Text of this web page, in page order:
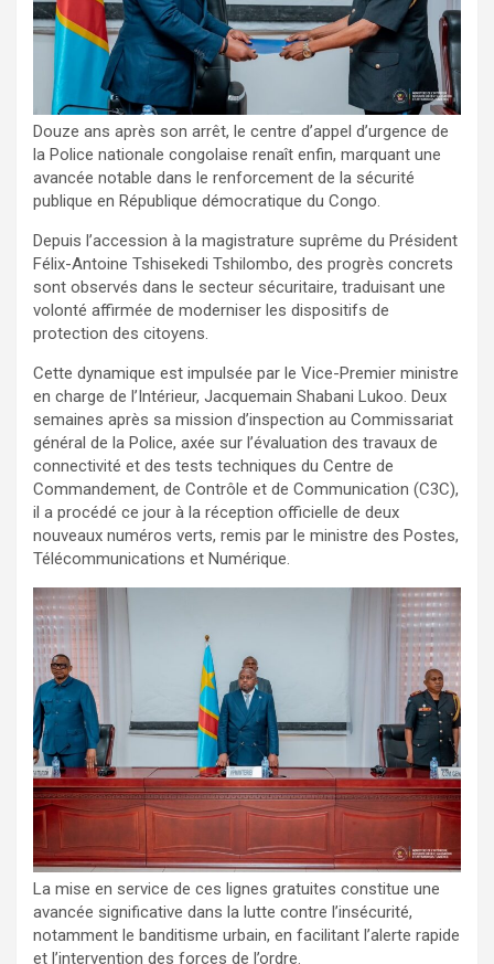
Douze ans après son arrêt, le centre d’appel d’urgence de
la Police nationale congolaise renaît enfin, marquant une
avancée notable dans le renforcement de la sécurité
publique en République démocratique du Congo.
Depuis l’accession à la magistrature suprême du Président
Félix-Antoine Tshisekedi Tshilombo, des progrès concrets
sont observés dans le secteur sécuritaire, traduisant une
volonté affirmée de moderniser les dispositifs de
protection des citoyens.
Cette dynamique est impulsée par le Vice-Premier ministre
en charge de l’Intérieur, Jacquemain Shabani Lukoo. Deux
semaines après sa mission d’inspection au Commissariat
général de la Police, axée sur l’évaluation des travaux de
connectivité et des tests techniques du Centre de
Commandement, de Contrôle et de Communication (C3C),
il a procédé ce jour à la réception officielle de deux
nouveaux numéros verts, remis par le ministre des Postes,
Télécommunications et Numérique.
La mise en service de ces lignes gratuites constitue une
avancée significative dans la lutte contre l’insécurité,
notamment le banditisme urbain, en facilitant l’alerte rapide
et l’intervention des forces de l’ordre.